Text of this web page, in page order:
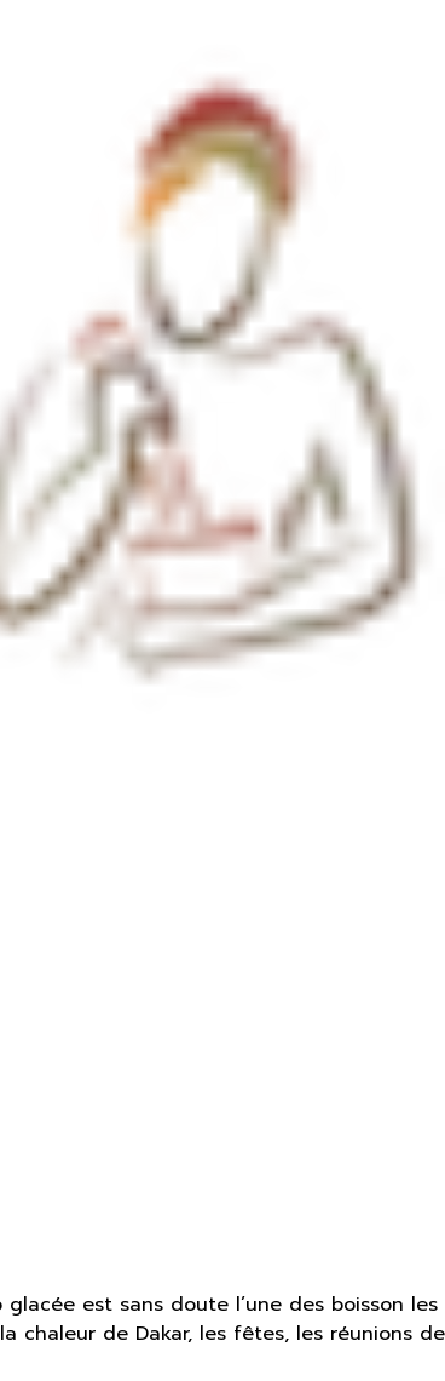
est sans doute l’une des boisson les
chaleur de Dakar, les fêtes, les réunions de